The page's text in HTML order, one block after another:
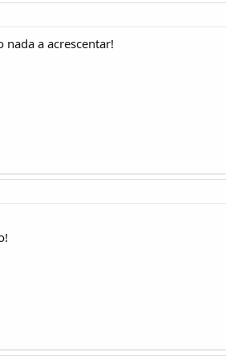
nada a acrescentar!